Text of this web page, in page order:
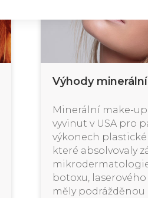
Výhody
Minerální make-
vyvinut v USA pro
výkonech
které absolvovaly
botoxu,
měly podrážděnou